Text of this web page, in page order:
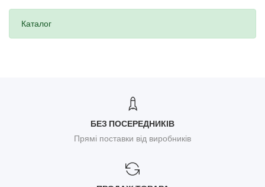
Каталог
БЕЗ ПОСЕРЕДНИКІВ
Прямі поставки від виробників